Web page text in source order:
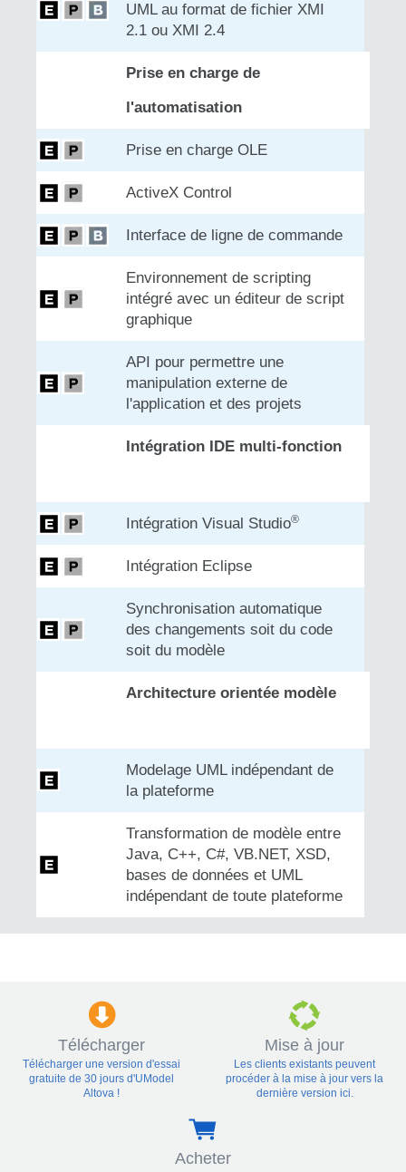
UML au format de fichier XMI
2.1 ou XMI 2.4
Prise en charge de
l'automatisation
Prise en charge OLE
ActiveX Control
Interface de ligne de commande
Environnement de scripting
intégré avec un éditeur de script
graphique
API pour permettre une
manipulation externe de
l'application et des projets
Intégration IDE multi-fonction
Intégration Visual Studio®
Intégration Eclipse
Synchronisation automatique
des changements soit du code
soit du modèle
Architecture orientée modèle
Modelage UML indépendant de
la plateforme
Transformation de modèle entre
Java, C++, C#, VB.NET, XSD,
bases de données et UML
indépendant de toute plateforme
Télécharger
Télécharger une version d'essai
gratuite de 30 jours d'UModel
Altova !
Mise à jour
Les clients existants peuvent
procéder à la mise à jour vers la
dernière version ici.
Acheter